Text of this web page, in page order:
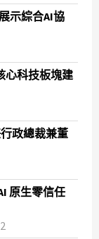
示綜合AI協
心科技板塊建
政總裁兼董
原生零信任